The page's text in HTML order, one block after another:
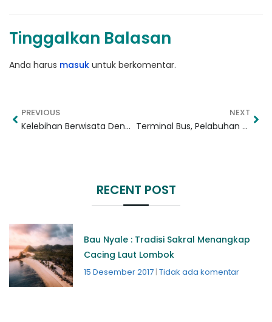
Tinggalkan Balasan
Anda harus masuk untuk berkomentar.
PREVIOUS
Kelebihan Berwisata Dengan Mobil Bersama Keluarga
NEXT
Terminal Bus, Pelabuhan Laut, dan Bandar Udara di Lombok
RECENT POST
Bau Nyale : Tradisi Sakral Menangkap
Cacing Laut Lombok
15 Desember 2017 Tidak ada komentar